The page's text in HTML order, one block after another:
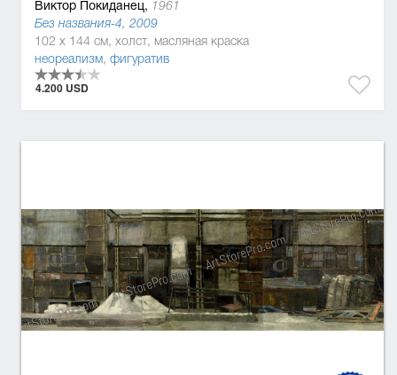
Виктор Покиданец, 1961
Без названия-4, 2009
102 x 144 см, холст, масляная краска
неореализм, фигуратив
4.200 USD